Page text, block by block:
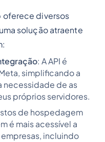
oferece diversos
solução atraente
: A API é
simplificando a
necessidade de as
próprios servidores.
de hospedagem
é mais acessível a
incluindo